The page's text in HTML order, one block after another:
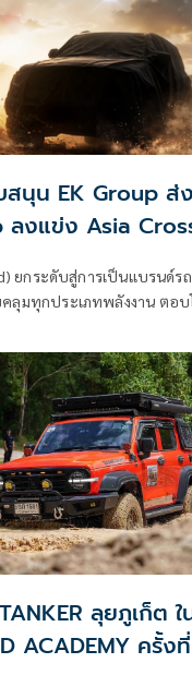
สนุน EK Group ส่
ลงแข่ง Asia
ยกระดับสู่การเป็นแบรนด์
มทุกประเภทพลังงาน ตอบ
ลุยภูเก็ต ใ
ACADEMY ครั้